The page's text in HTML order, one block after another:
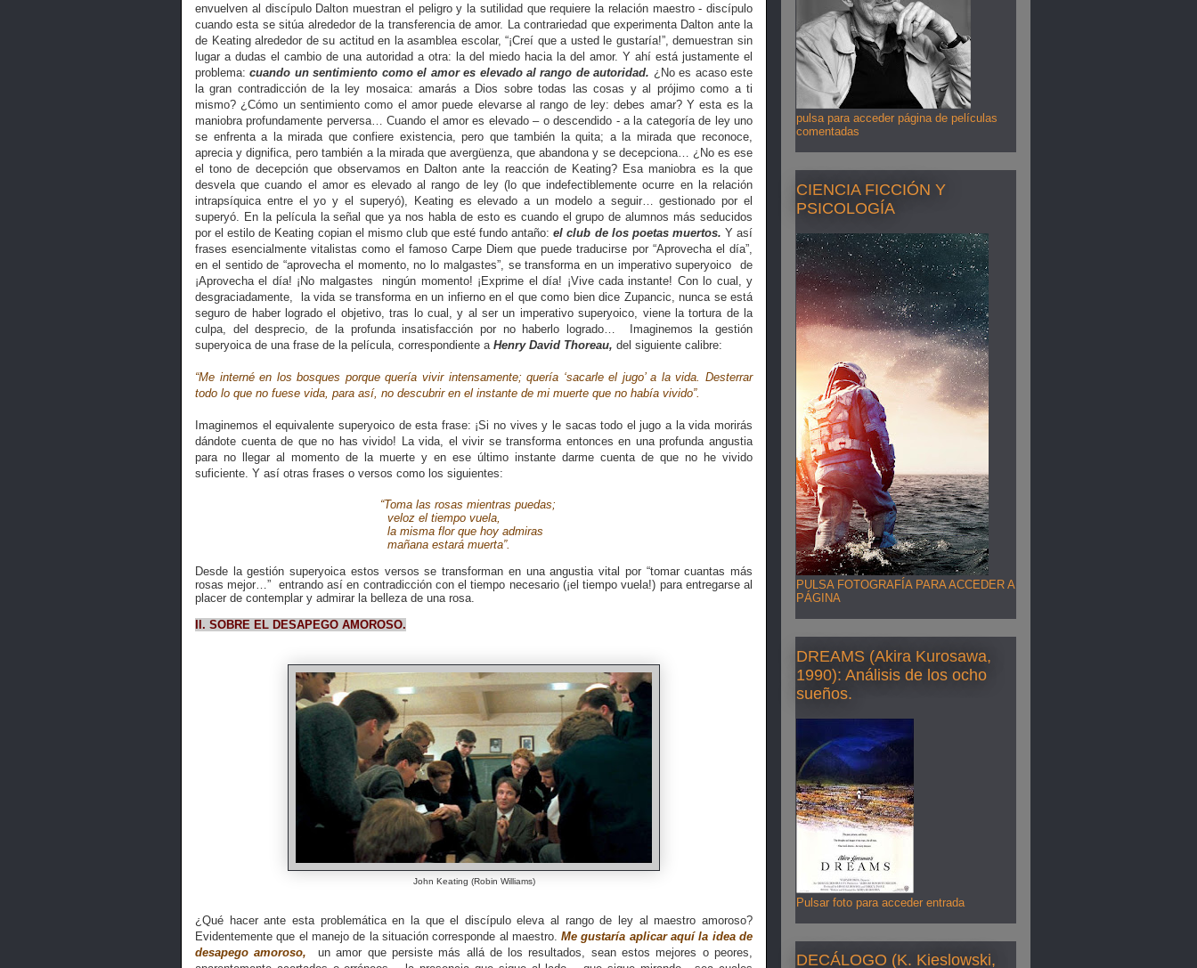
envuelven al discípulo Dalton muestran el peligro y la sutilidad que requiere la relación maestro - discípulo
cuando esta se sitúa alrededor de la transferencia de amor. La contrariedad que experimenta Dalton ante la
de Keating alrededor de su actitud en la asamblea escolar, “¡Creí que a usted le gustaría!”, demuestran sin
lugar a dudas el cambio de una autoridad a otra: la del miedo hacia la del amor. Y ahí está justamente el
problema:cuando un sentimiento como el amor es elevado al rango de autoridad. ¿No es acaso este
la gran contradicción de la ley mosaica: amarás a Dios sobre todas las cosas y al prójimo como a ti
mismo? ¿Cómo un sentimiento como el amor puede elevarse al rango de ley: debes amar? Y esta es la
maniobra profundamente perversa… Cuando el amor es elevado – o descendido - a la categoría de ley uno
se enfrenta a la mirada que confiere existencia, pero que también la quita; a la mirada que reconoce,
aprecia y dignifica, pero también a la mirada que avergüenza, que abandona y se decepciona… ¿No es ese
el tono de decepción que observamos en Dalton ante la reacción de Keating? Esa maniobra es la que
desvela que cuando el amor es elevado al rango de ley (lo que indefectiblemente ocurre en la relación
intrapsíquica entre el yo y el superyó), Keating es elevado a un modelo a seguir… gestionado por el
superyó. En la película la señal que ya nos habla de esto es cuando el grupo de alumnos más seducidos
por el estilo de Keating copian el mismo club que esté fundo antaño:el club de los poetas muertos. Y así
frases esencialmente vitalistas como el famoso Carpe Diem que puede traducirse por “Aprovecha el día”,
en el sentido de “aprovecha el momento, no lo malgastes”, se transforma en un imperativo superyoico
de
¡Aprovecha el día! ¡No malgastes
ningún momento! ¡Exprime el día! ¡Vive cada instante! Con lo cual, y
desgraciadamente,
la vida se transforma en un infierno en el que como bien dice Zupancic, nunca se está
seguro de haber logrado el objetivo, tras lo cual, y al ser un imperativo superyoico, viene la tortura de la
culpa, del desprecio, de la profunda insatisfacción por no haberlo logrado…
Imaginemos la gestión
superyoica de una frase de la película, correspondiente a Henry David Thoreau, del siguiente calibre:
“Me interné en los bosques porque quería vivir intensamente; quería ‘sacarle el jugo’ a la vida. Desterrar
todo lo que no fuese vida, para así, no descubrir en el instante de mi muerte que no había vivido”.
Imaginemos el equivalente superyoico de esta frase: ¡Si no vives y le sacas todo el jugo a la vida morirás
dándote cuenta de que no has vivido! La vida, el vivir se transforma entonces en una profunda angustia
para no llegar al momento de la muerte y en ese último instante darme cuenta de que no he vivido
suficiente. Y así otras frases o versos como los siguientes:
“Toma las rosas mientras puedas;
veloz el tiempo vuela,
la misma flor que hoy admiras
mañana estará muerta”.
Desde la gestión superyoica estos versos se transforman en una angustia vital por “tomar cuantas más
rosas mejor…” entrando así en contradicción con el tiempo necesario (¡el tiempo vuela!) para entregarse al
placer de contemplar y admirar la belleza de una rosa.
II. SOBRE EL DESAPEGO AMOROSO.
John Keating (Robin Williams)
¿Qué hacer ante esta problemática en la que el discípulo eleva al rango de ley al maestro amoroso?
Evidentemente que el manejo de la situación corresponde al maestro.Me gustaría aplicar aquí la idea de
desapego amoroso,
un amor que persiste más allá de los resultados, sean estos mejores o peores,
pulsa para acceder página de películas
comentadas
CIENCIA FICCIÓN Y
PSICOLOGÍA
PULSA FOTOGRAFÍA PARA ACCEDER A
PÁGINA
DREAMS (Akira Kurosawa,
1990): Análisis de los ocho
sueños.
Pulsar foto para acceder entrada
DECÁLOGO (K. Kieslowski,